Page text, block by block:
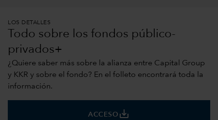
LOS DETALLES
Todo sobre los fondos público-
privados+
¿Quiere saber más sobre la alianza entre Capital Group
y KKR y sobre el fondo? En el folleto encontrará toda la
información.
ACCESO save_alt